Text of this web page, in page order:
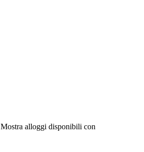
Mostra alloggi disponibili con